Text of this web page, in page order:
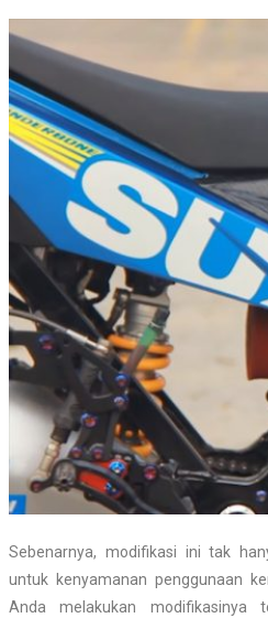
Sebenarnya, modifikasi ini tak
untuk kenyamanan penggunaan
Anda melakukan